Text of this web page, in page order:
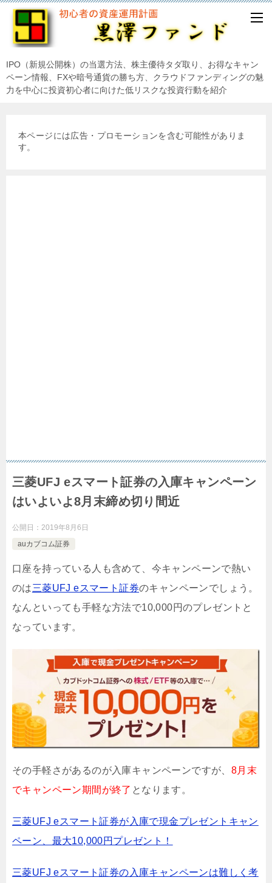
IPO（新規公開株）の当選方法、株主優待タダ取り、お得なキャン
ペーン情報、FXや暗号通貨の勝ち方、クラウドファンディングの魅
力を中心に投資初心者に向けた低リスクな投資行動を紹介
本ページには広告・プロモーションを含む可能性がありま
す。
三菱UFJ eスマート証券の入庫キャンペーン
はいよいよ8月末締め切り間近
公開日： 2019年8月6日
auカブコム証券
口座を持っている人も含めて、今キャンペーンで熱い
のは三菱UFJ eスマート証券のキャンペーンでしょう。
なんといっても手軽な方法で10,000円のプレゼントと
なっています。
その手軽さがあるのが入庫キャンペーンですが、 8月末
でキャンペーン期間が終了 となります。
三菱UFJ eスマート証券が入庫で現金プレゼントキャン
ペーン、最大10,000円プレゼント！
三菱UFJ eスマート証券の入庫キャンペーンは難しく考